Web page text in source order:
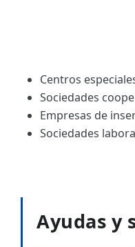
Centros
Sociedades
Empresas de
Sociedades
Ayudas y